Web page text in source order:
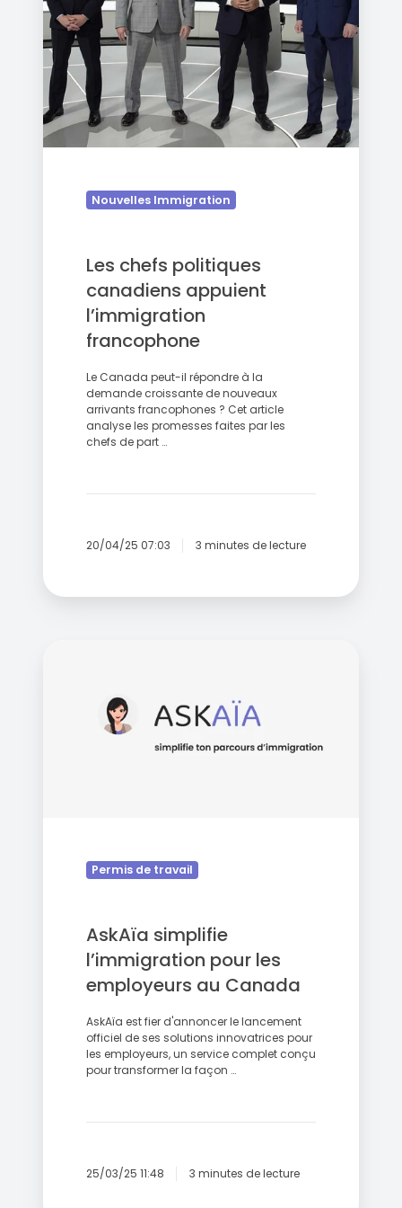
francophone
Nouvelles Immigration
Les chefs politiques
canadiens appuient
l’immigration
francophone
Le Canada peut-il répondre à la
demande croissante de nouveaux
arrivants francophones ? Cet article
analyse les promesses faites par les
chefs de part …
20/04/25 07:03 3 minutes de lecture
l’immigration
Permis de travail
AskAïa simplifie
l’immigration pour les
employeurs au Canada
AskAïa est fier d'annoncer le lancement
officiel de ses solutions innovatrices pour
les employeurs, un service complet conçu
pour transformer la façon …
25/03/25 11:48 3 minutes de lecture